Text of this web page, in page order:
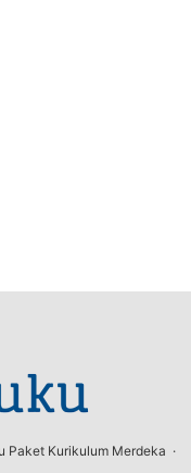
Paket Kurikulum Merdeka